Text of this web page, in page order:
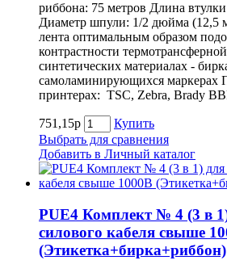
риббона: 75 метров Длина
Диаметр шпули: 1/2 дюйма (12,5
лента оптимальным образом
контрастности
синтетических материалах -
самоламинирующихся маркерах
принтерах: TSC, Zebra, Brady
751,15р
Купить
Выбрать для сравнения
Добавить в Личный каталог
PUE4 Комплект № 4 (3 в
силового кабеля свыше
(Этикетка+бирка+риббон)